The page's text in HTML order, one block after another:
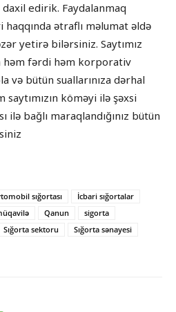
edirik. Faydalanmaq
ətraflı məlumat əldə
yetirə bilərsiniz. Saytımız
həm fərdi həm korporativ
və bütün suallarınıza dərhal
köməyi ilə şəxsi
ilə bağlı maraqlandığınız bütün
sığortası
İcbari sığortalar
Qanun
sigorta
Sığorta sektoru
Sığorta sənayesi